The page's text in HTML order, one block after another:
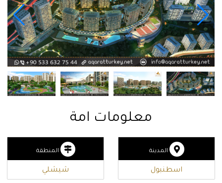
معلومات امة
المدينة
اسطنبول
المنطقة
شيشلي